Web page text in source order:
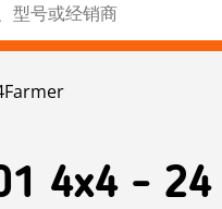
4x4 - 24